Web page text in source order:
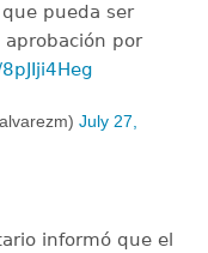
pueda ser
por
July 27,
informó que el